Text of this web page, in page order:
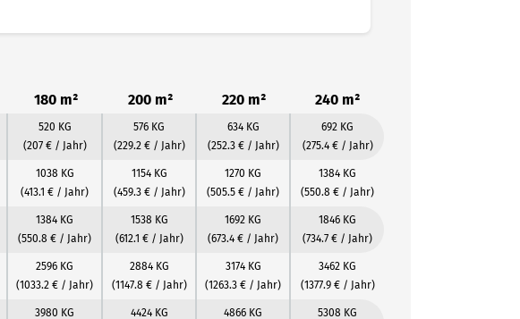
180 m² 200 m² 220 m² 240 m²
520 KG
(207 € / Jahr)
576 KG
(229.2 € / Jahr)
634 KG
(252.3 € / Jahr)
692 KG
(275.4 € / Jahr)
1038 KG
(413.1 € / Jahr)
1154 KG
(459.3 € / Jahr)
1270 KG
(505.5 € / Jahr)
1384 KG
(550.8 € / Jahr)
1384 KG
(550.8 € / Jahr)
1538 KG
(612.1 € / Jahr)
1692 KG
(673.4 € / Jahr)
1846 KG
(734.7 € / Jahr)
2596 KG
(1033.2 € / Jahr)
2884 KG
(1147.8 € / Jahr)
3174 KG
(1263.3 € / Jahr)
3462 KG
(1377.9 € / Jahr)
3980 KG 4424 KG 4866 KG 5308 KG